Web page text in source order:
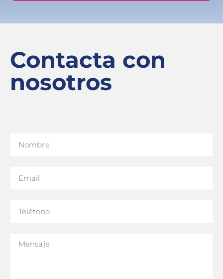
Contacta con
nosotros